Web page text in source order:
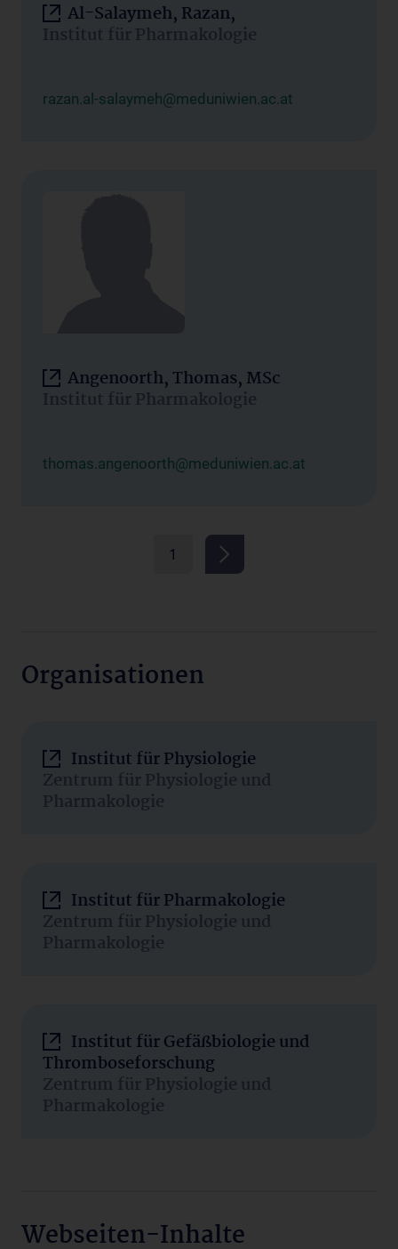
Al-Salaymeh, Razan,
Institut für Pharmakologie
razan.al-salaymeh@meduniwien.ac.at
Angenoorth, Thomas, MSc
Institut für Pharmakologie
thomas.angenoorth@meduniwien.ac.at
1
Organisationen
Institut für Physiologie
Zentrum für Physiologie und
Pharmakologie
Institut für Pharmakologie
Zentrum für Physiologie und
Pharmakologie
Institut für Gefäßbiologie und
Thromboseforschung
Zentrum für Physiologie und
Pharmakologie
Webseiten-Inhalte